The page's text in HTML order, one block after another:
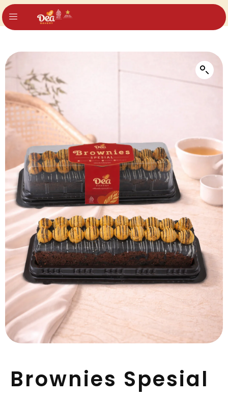
Brownies Spesial